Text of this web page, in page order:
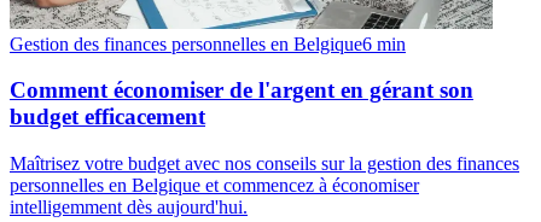
Gestion des finances personnelles en Belgique6 min
Comment économiser de l'argent en gérant son
budget efficacement
Maîtrisez votre budget avec nos conseils sur la gestion des finances
personnelles en Belgique et commencez à économiser
intelligemment dès aujourd'hui.